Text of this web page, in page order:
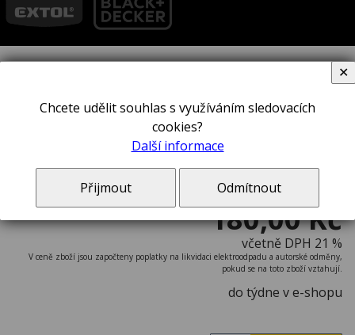
Dláto STANLEY® 0-16-539
180,00 Kč
včetně DPH 21 %
V ceně zboží jsou započteny poplatky na likvidaci elektroodpadu a autorské odměny,
pokud se na toto zboží vztahují.
do týdne v e-shopu
Chcete udělit souhlas s využíváním sledovacích
cookies?
Další informace
Přijmout Odmítnout
✕